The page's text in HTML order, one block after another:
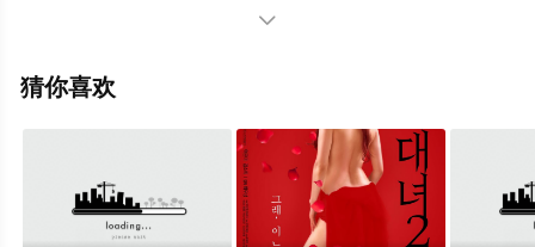
雷斯,克里斯托弗·海维尤,裴淳华,费舍·史蒂芬斯,克里斯蒂安
萨,穆罕默德·阿勒·图尔基,科里·道格拉斯·坎贝尔,拉娜·阿拉
减完整版电影大全就来星空电影网，更多剧情信息可移步
至豆瓣电影、电视猫或剧情网等平台了解。

猜你喜欢